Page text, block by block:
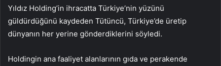
Yıldız Holding’in ihracatta Türkiye’nin yüzünü
güldürdüğünü kaydeden Tütüncü, Türkiye’de üretip
dünyanın her yerine gönderdiklerini söyledi.
Holdingin ana faaliyet alanlarının gıda ve perakende